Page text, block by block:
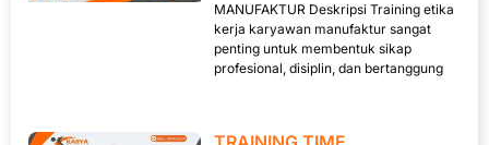
MANUFAKTUR Deskripsi Training etika
kerja karyawan manufaktur sangat
penting untuk membentuk sikap
profesional, disiplin, dan bertanggung